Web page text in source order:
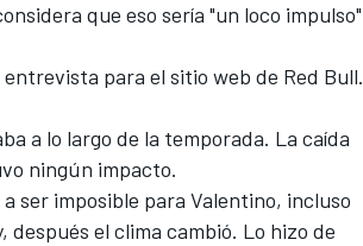
que eso sería "un loco impulso"
para el sitio web de Red Bull.
a lo largo de la temporada. La caída
ningún impacto.
ser imposible para Valentino, incluso
el clima cambió. Lo hizo de